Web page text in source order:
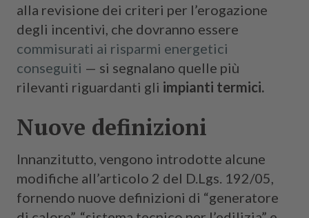
alla revisione dei criteri per l’erogazione
degli incentivi, che dovranno essere
commisurati ai risparmi energetici
conseguiti — si segnalano quelle più
rilevanti riguardanti gli impianti termici.
Nuove definizioni
Innanzitutto, vengono introdotte alcune
modifiche all’articolo 2 del D.Lgs. 192/05,
fornendo nuove definizioni di “generatore